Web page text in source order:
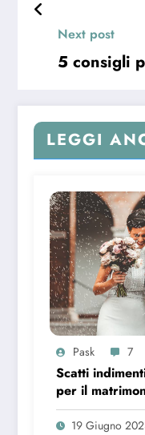
Next post
5 consigli
LEGGI
Pask 7
Scatti
per il
segreto per
originali
19 Giugno